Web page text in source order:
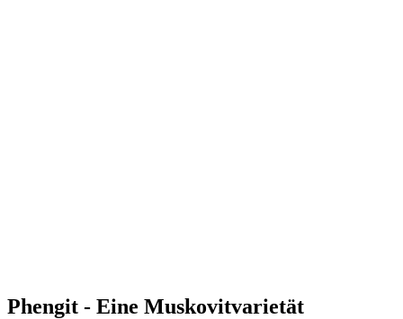
Phengit - Eine Muskovitvarietät